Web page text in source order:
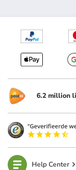
6.2 million
Help Center